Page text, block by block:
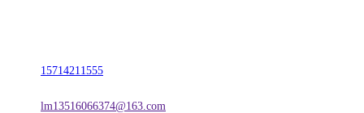
15714211555
lm13516066374@163.com